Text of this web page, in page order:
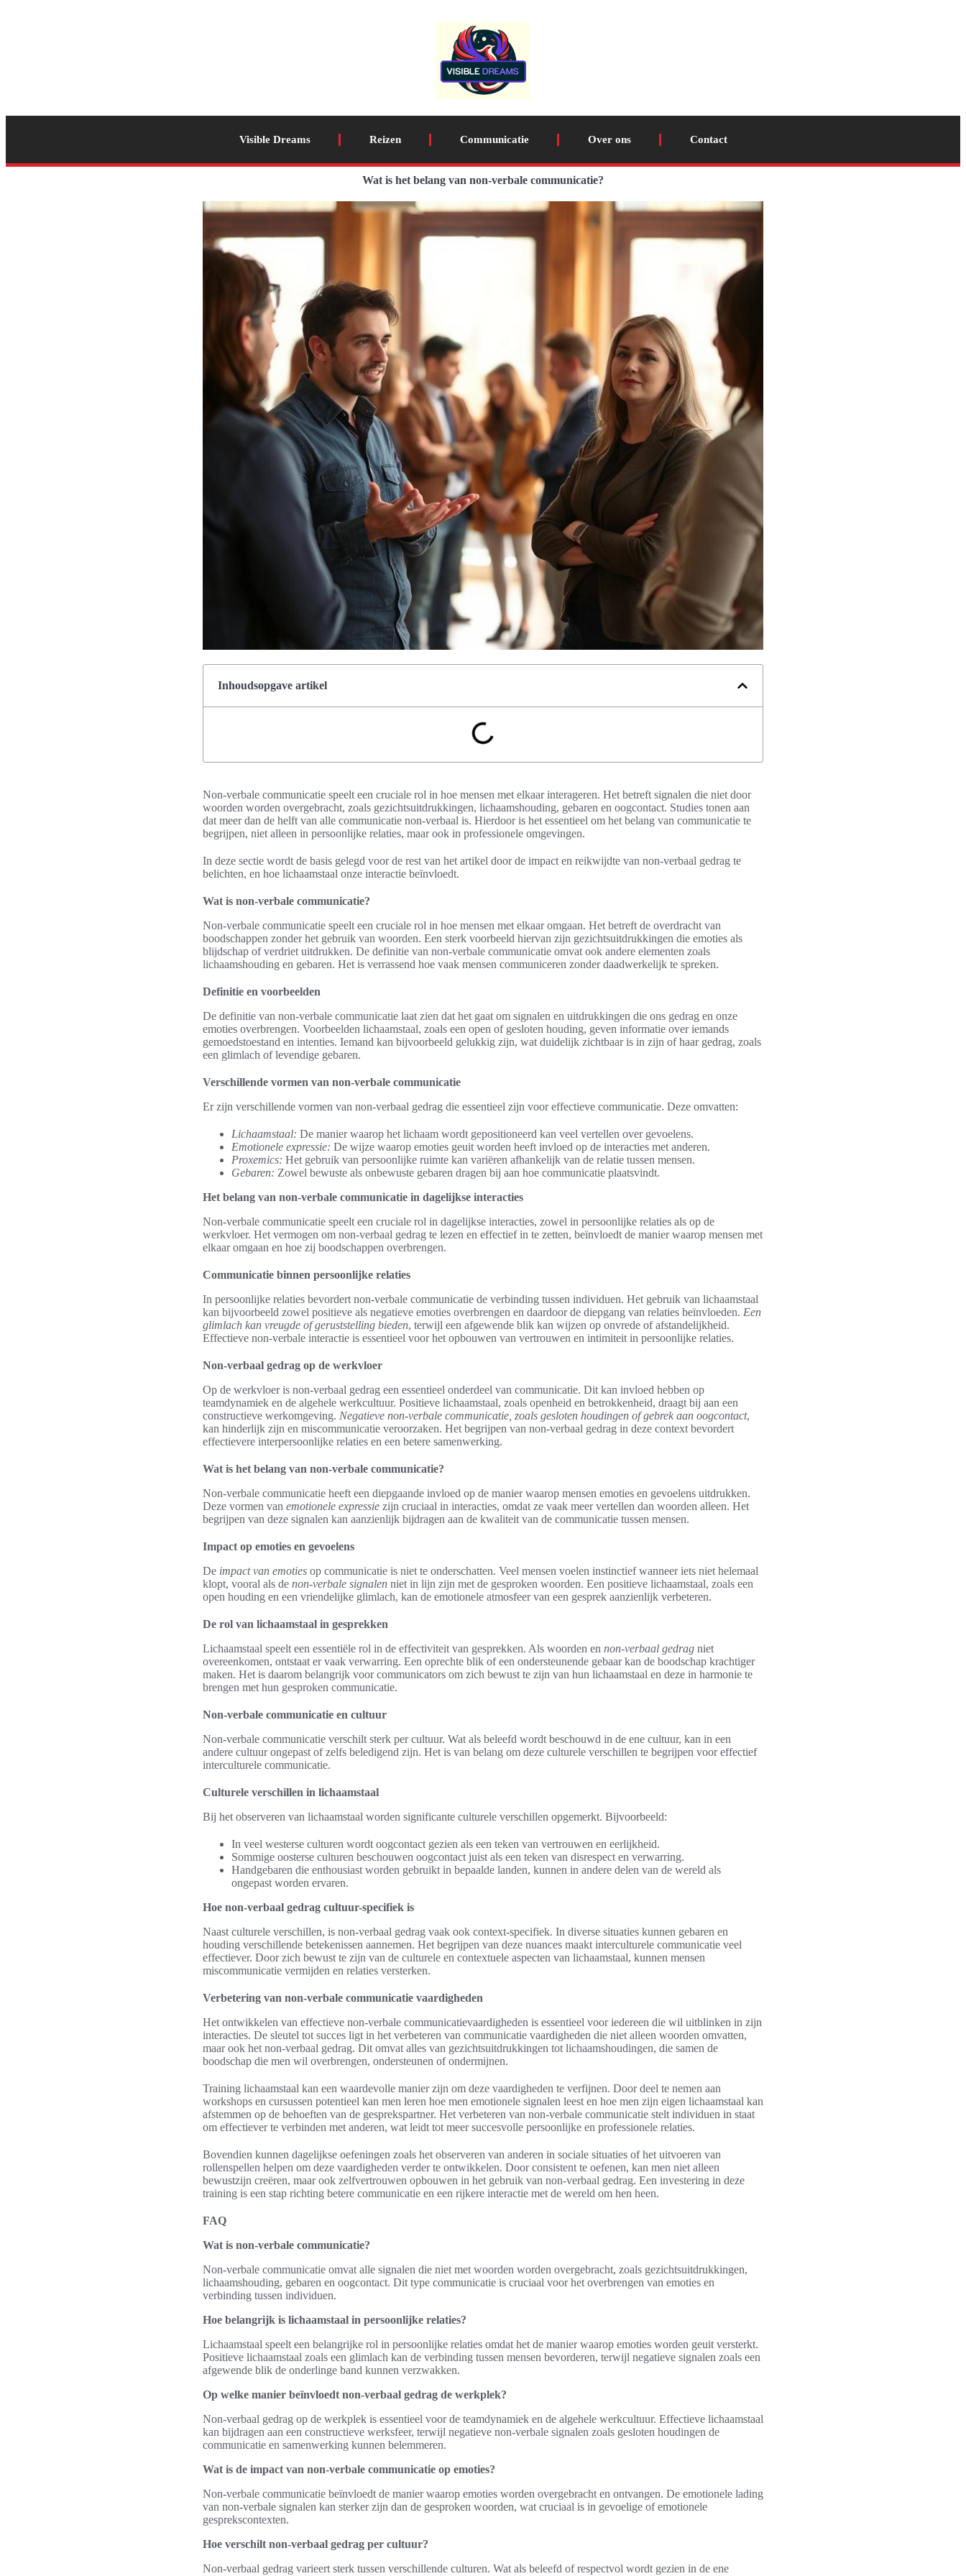
Visible Dreams Reizen Communicatie Over ons Contact
Wat is het belang van non-verbale communicatie?
Inhoudsopgave artikel
Non-verbale communicatie speelt een cruciale rol in hoe mensen met elkaar interageren. Het betreft signalen die niet door
woorden worden overgebracht, zoals gezichtsuitdrukkingen, lichaamshouding, gebaren en oogcontact. Studies tonen aan
dat meer dan de helft van alle communicatie non-verbaal is. Hierdoor is het essentieel om het belang van communicatie te
begrijpen, niet alleen in persoonlijke relaties, maar ook in professionele omgevingen.
In deze sectie wordt de basis gelegd voor de rest van het artikel door de impact en reikwijdte van non-verbaal gedrag te
belichten, en hoe lichaamstaal onze interactie beïnvloedt.
Wat is non-verbale communicatie?
Non-verbale communicatie speelt een cruciale rol in hoe mensen met elkaar omgaan. Het betreft de overdracht van
boodschappen zonder het gebruik van woorden. Een sterk voorbeeld hiervan zijn gezichtsuitdrukkingen die emoties als
blijdschap of verdriet uitdrukken. De definitie van non-verbale communicatie omvat ook andere elementen zoals
lichaamshouding en gebaren. Het is verrassend hoe vaak mensen communiceren zonder daadwerkelijk te spreken.
Definitie en voorbeelden
De definitie van non-verbale communicatie laat zien dat het gaat om signalen en uitdrukkingen die ons gedrag en onze
emoties overbrengen. Voorbeelden lichaamstaal, zoals een open of gesloten houding, geven informatie over iemands
gemoedstoestand en intenties. Iemand kan bijvoorbeeld gelukkig zijn, wat duidelijk zichtbaar is in zijn of haar gedrag, zoals
een glimlach of levendige gebaren.
Verschillende vormen van non-verbale communicatie
Er zijn verschillende vormen van non-verbaal gedrag die essentieel zijn voor effectieve communicatie. Deze omvatten:
Lichaamstaal: De manier waarop het lichaam wordt gepositioneerd kan veel vertellen over gevoelens.
Emotionele expressie: De wijze waarop emoties geuit worden heeft invloed op de interacties met anderen.
Proxemics: Het gebruik van persoonlijke ruimte kan variëren afhankelijk van de relatie tussen mensen.
Gebaren: Zowel bewuste als onbewuste gebaren dragen bij aan hoe communicatie plaatsvindt.
Het belang van non-verbale communicatie in dagelijkse interacties
Non-verbale communicatie speelt een cruciale rol in dagelijkse interacties, zowel in persoonlijke relaties als op de
werkvloer. Het vermogen om non-verbaal gedrag te lezen en effectief in te zetten, beïnvloedt de manier waarop mensen met
elkaar omgaan en hoe zij boodschappen overbrengen.
Communicatie binnen persoonlijke relaties
In persoonlijke relaties bevordert non-verbale communicatie de verbinding tussen individuen. Het gebruik van lichaamstaal
kan bijvoorbeeld zowel positieve als negatieve emoties overbrengen en daardoor de diepgang van relaties beïnvloeden. Een
glimlach kan vreugde of geruststelling bieden, terwijl een afgewende blik kan wijzen op onvrede of afstandelijkheid.
Effectieve non-verbale interactie is essentieel voor het opbouwen van vertrouwen en intimiteit in persoonlijke relaties.
Non-verbaal gedrag op de werkvloer
Op de werkvloer is non-verbaal gedrag een essentieel onderdeel van communicatie. Dit kan invloed hebben op
teamdynamiek en de algehele werkcultuur. Positieve lichaamstaal, zoals openheid en betrokkenheid, draagt bij aan een
constructieve werkomgeving. Negatieve non-verbale communicatie, zoals gesloten houdingen of gebrek aan oogcontact,
kan hinderlijk zijn en miscommunicatie veroorzaken. Het begrijpen van non-verbaal gedrag in deze context bevordert
effectievere interpersoonlijke relaties en een betere samenwerking.
Wat is het belang van non-verbale communicatie?
Non-verbale communicatie heeft een diepgaande invloed op de manier waarop mensen emoties en gevoelens uitdrukken.
Deze vormen van emotionele expressie zijn cruciaal in interacties, omdat ze vaak meer vertellen dan woorden alleen. Het
begrijpen van deze signalen kan aanzienlijk bijdragen aan de kwaliteit van de communicatie tussen mensen.
Impact op emoties en gevoelens
De impact van emoties op communicatie is niet te onderschatten. Veel mensen voelen instinctief wanneer iets niet helemaal
klopt, vooral als de non-verbale signalen niet in lijn zijn met de gesproken woorden. Een positieve lichaamstaal, zoals een
open houding en een vriendelijke glimlach, kan de emotionele atmosfeer van een gesprek aanzienlijk verbeteren.
De rol van lichaamstaal in gesprekken
Lichaamstaal speelt een essentiële rol in de effectiviteit van gesprekken. Als woorden en non-verbaal gedrag niet
overeenkomen, ontstaat er vaak verwarring. Een oprechte blik of een ondersteunende gebaar kan de boodschap krachtiger
maken. Het is daarom belangrijk voor communicators om zich bewust te zijn van hun lichaamstaal en deze in harmonie te
brengen met hun gesproken communicatie.
Non-verbale communicatie en cultuur
Non-verbale communicatie verschilt sterk per cultuur. Wat als beleefd wordt beschouwd in de ene cultuur, kan in een
andere cultuur ongepast of zelfs beledigend zijn. Het is van belang om deze culturele verschillen te begrijpen voor effectief
interculturele communicatie.
Culturele verschillen in lichaamstaal
Bij het observeren van lichaamstaal worden significante culturele verschillen opgemerkt. Bijvoorbeeld:
In veel westerse culturen wordt oogcontact gezien als een teken van vertrouwen en eerlijkheid.
Sommige oosterse culturen beschouwen oogcontact juist als een teken van disrespect en verwarring.
Handgebaren die enthousiast worden gebruikt in bepaalde landen, kunnen in andere delen van de wereld als
ongepast worden ervaren.
Hoe non-verbaal gedrag cultuur-specifiek is
Naast culturele verschillen, is non-verbaal gedrag vaak ook context-specifiek. In diverse situaties kunnen gebaren en
houding verschillende betekenissen aannemen. Het begrijpen van deze nuances maakt interculturele communicatie veel
effectiever. Door zich bewust te zijn van de culturele en contextuele aspecten van lichaamstaal, kunnen mensen
miscommunicatie vermijden en relaties versterken.
Verbetering van non-verbale communicatie vaardigheden
Het ontwikkelen van effectieve non-verbale communicatievaardigheden is essentieel voor iedereen die wil uitblinken in zijn
interacties. De sleutel tot succes ligt in het verbeteren van communicatie vaardigheden die niet alleen woorden omvatten,
maar ook het non-verbaal gedrag. Dit omvat alles van gezichtsuitdrukkingen tot lichaamshoudingen, die samen de
boodschap die men wil overbrengen, ondersteunen of ondermijnen.
Training lichaamstaal kan een waardevolle manier zijn om deze vaardigheden te verfijnen. Door deel te nemen aan
workshops en cursussen potentieel kan men leren hoe men emotionele signalen leest en hoe men zijn eigen lichaamstaal kan
afstemmen op de behoeften van de gesprekspartner. Het verbeteren van non-verbale communicatie stelt individuen in staat
om effectiever te verbinden met anderen, wat leidt tot meer succesvolle persoonlijke en professionele relaties.
Bovendien kunnen dagelijkse oefeningen zoals het observeren van anderen in sociale situaties of het uitvoeren van
rollenspellen helpen om deze vaardigheden verder te ontwikkelen. Door consistent te oefenen, kan men niet alleen
bewustzijn creëren, maar ook zelfvertrouwen opbouwen in het gebruik van non-verbaal gedrag. Een investering in deze
training is een stap richting betere communicatie en een rijkere interactie met de wereld om hen heen.
FAQ
Wat is non-verbale communicatie?
Non-verbale communicatie omvat alle signalen die niet met woorden worden overgebracht, zoals gezichtsuitdrukkingen,
lichaamshouding, gebaren en oogcontact. Dit type communicatie is cruciaal voor het overbrengen van emoties en
verbinding tussen individuen.
Hoe belangrijk is lichaamstaal in persoonlijke relaties?
Lichaamstaal speelt een belangrijke rol in persoonlijke relaties omdat het de manier waarop emoties worden geuit versterkt.
Positieve lichaamstaal zoals een glimlach kan de verbinding tussen mensen bevorderen, terwijl negatieve signalen zoals een
afgewende blik de onderlinge band kunnen verzwakken.
Op welke manier beïnvloedt non-verbaal gedrag de werkplek?
Non-verbaal gedrag op de werkplek is essentieel voor de teamdynamiek en de algehele werkcultuur. Effectieve lichaamstaal
kan bijdragen aan een constructieve werksfeer, terwijl negatieve non-verbale signalen zoals gesloten houdingen de
communicatie en samenwerking kunnen belemmeren.
Wat is de impact van non-verbale communicatie op emoties?
Non-verbale communicatie beïnvloedt de manier waarop emoties worden overgebracht en ontvangen. De emotionele lading
van non-verbale signalen kan sterker zijn dan de gesproken woorden, wat cruciaal is in gevoelige of emotionele
gesprekscontexten.
Hoe verschilt non-verbaal gedrag per cultuur?
Non-verbaal gedrag varieert sterk tussen verschillende culturen. Wat als beleefd of respectvol wordt gezien in de ene